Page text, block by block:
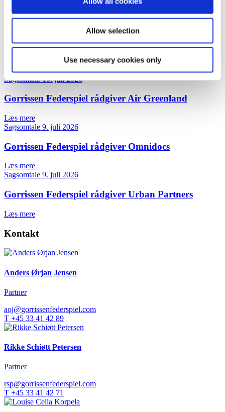
Allow selection
Use necessary cookies only
M&A Real Estate kvartalsnyhedsbrev | Q2 2026
Læs mere
EU vedtager 21. sanktionspakke mod Rusland
Læs mere
Sagsomtale10. juli 2026
Gorrissen Federspiel rådgiver Air Greenland
Læs mere
Sagsomtale 9. juli 2026
Gorrissen Federspiel rådgiver Omnidocs
Læs mere
Sagsomtale 9. juli 2026
Gorrissen Federspiel rådgiver Urban Partners
Læs mere
Kontakt
Anders Ørjan Jensen
Partner
aoj@gorrissenfederspiel.com
T +45 33 41 42 89
Rikke Schiøtt Petersen
Partner
rsp@gorrissenfederspiel.com
T +45 33 41 42 71